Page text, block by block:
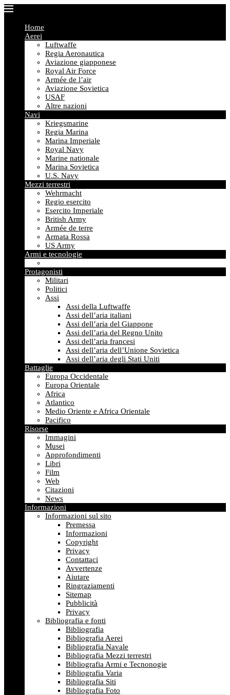
Home
Aerei
Luftwaffe
Regia Aeronautica
Aviazione giapponese
Royal Air Force
Armée de l’air
Aviazione Sovietica
USAF
Altre nazioni
Navi
Kriegsmarine
Regia Marina
Marina Imperiale
Royal Navy
Marine nationale
Marina Sovietica
U.S. Navy
Mezzi terrestri
Wehrmacht
Regio esercito
Esercito Imperiale
British Army
Armée de terre
Armata Rossa
US Army
Armi e tecnologie
Protagonisti
Militari
Politici
Assi
Assi della Luftwaffe
Assi dell’aria italiani
Assi dell’aria del Giappone
Assi dell’aria del Regno Unito
Assi dell’aria francesi
Assi dell’aria dell’Unione Sovietica
Assi dell’aria degli Stati Uniti
Battaglie
Europa Occidentale
Europa Orientale
Africa
Atlantico
Medio Oriente e Africa Orientale
Pacifico
Risorse
Immagini
Musei
Approfondimenti
Libri
Film
Web
Citazioni
News
Informazioni
Informazioni sul sito
Premessa
Informazioni
Copyright
Privacy
Contattaci
Avvertenze
Aiutare
Ringraziamenti
Sitemap
Pubblicità
Privacy
Bibliografia e fonti
Bibliografia
Bibliografia Aerei
Bibliografia Navale
Bibliografia Mezzi terrestri
Bibliografia Armi e Tecnonogie
Bibliografia Varia
Bibliografia Siti
Bibliografia Foto